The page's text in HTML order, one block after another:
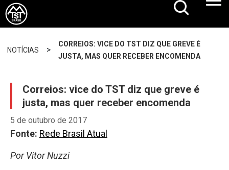
NOTÍCIAS >
CORREIOS: VICE DO TST DIZ QUE GREVE É
JUSTA, MAS QUER RECEBER ENCOMENDA
Correios: vice do TST diz que greve é
justa, mas quer receber encomenda
5 de outubro de 2017
Fonte: Rede Brasil Atual
Por Vitor Nuzzi